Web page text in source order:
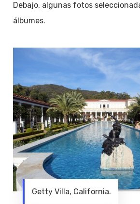
Debajo, algunas fotos
álbumes.
Getty Villa, California.